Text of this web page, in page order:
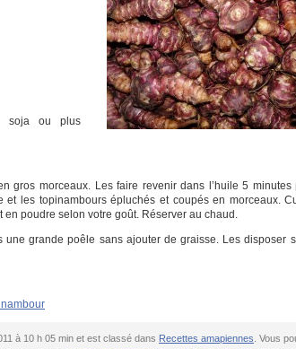
ou plus
gros morceaux. Les faire revenir dans l’huile 5
et les topinambours épluchés et coupés en morceaux.
en poudre selon votre goût. Réserver au chaud.
une grande poêle sans ajouter de graisse. Les disposer
à 10 h 05 min et est classé dans Recettes amapiennes . Vous